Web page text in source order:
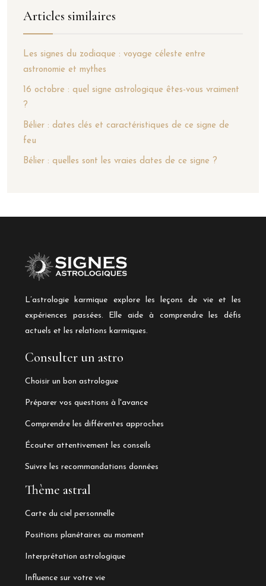
Articles similaires
Les signes du zodiaque : voyage céleste entre
astronomie et mythes
16 octobre : quel signe astrologique êtes-vous vraiment
?
Bélier : dates clés et caractéristiques de ce signe de
feu
Bélier : quelles sont les vraies dates de ce signe ?
L’astrologie karmique explore les leçons de vie et les
expériences passées. Elle aide à comprendre les défis
actuels et les relations karmiques.
Consulter un astro
Choisir un bon astrologue
Préparer vos questions à l'avance
Comprendre les différentes approches
Écouter attentivement les conseils
Suivre les recommandations données
Thème astral
Carte du ciel personnelle
Positions planétaires au moment
Interprétation astrologique
Influence sur votre vie